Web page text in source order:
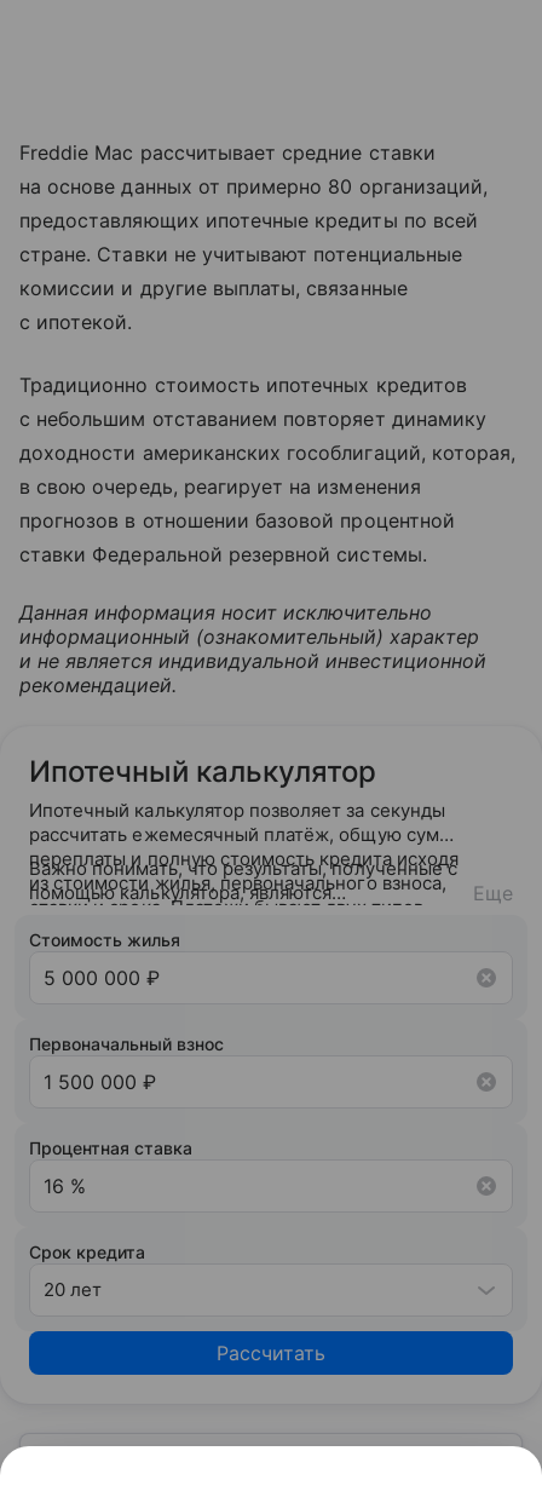
Freddie Mac рассчитывает средние ставки
на основе данных от примерно 80 организаций,
предоставляющих ипотечные кредиты по всей
стране. Ставки не учитывают потенциальные
комиссии и другие выплаты, связанные
с ипотекой.
Традиционно стоимость ипотечных кредитов
с небольшим отставанием повторяет динамику
доходности американских гособлигаций, которая,
в свою очередь, реагирует на изменения
прогнозов в отношении базовой процентной
ставки Федеральной резервной системы.
Данная информация носит исключительно
информационный (ознакомительный) характер
и не является индивидуальной инвестиционной
рекомендацией.
Ипотечный калькулятор
Ипотечный калькулятор позволяет за секунды
рассчитать ежемесячный платёж, общую сумму
переплаты и полную стоимость кредита исходя
из стоимости жилья, первоначального взноса,
ставки и срока. Платежи бывают двух типов —
аннуитетный (фиксированный на весь срок) или
Важно понимать, что результаты, полученные с
помощью калькулятора, являются
ознакомится с вашей кредитной историей и
кредитного потенциала предложит точные
Еще
Стоимость жилья
Первоначальный взнос
Процентная ставка
Срок кредита
20 лет
Рассчитать